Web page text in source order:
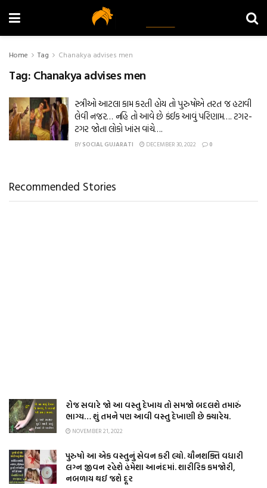
Home Tag Chanakya advises men
Tag: Chanakya advises men
સ્ત્રીઓ આટલા કામ કરતી હોય તો પુરુષોએ તરત જ હટાવી
લેવી નજર… નહિ તો આવે છે કંઈક આવું પરિણામ…. ટગર-
ટગર જોતા લોકો ખાંસ વાંચે….
BY SOCIAL GUJARATI DECEMBER 30, 2022 0
Recommended Stories
રોજ સવારે જો આ વસ્તુ દેખાય તો સમજો બદલશે તમારું
ભાગ્ય… શું તમને પણ આવી વસ્તુ દેખાણી છે ક્યારેય.
NOVEMBER 21, 2022
પુરુષો આ એક વસ્તુનું સેવન કરી લ્યો. યૌનશક્તિ વધારી
લગ્ન જીવન રહેશે હંમેશા આનંદમાં. શારીરિક કમજોરી,
નબળાય થઈ જશે દૂર